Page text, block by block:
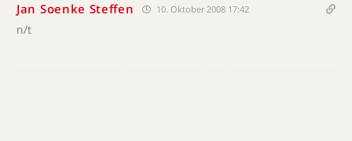
Jan Soenke Steffen 10. Oktober 2008 17:42
n/t